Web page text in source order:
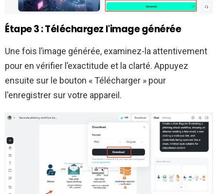
Étape 3 : Téléchargez l'image générée
Une fois l’image générée, examinez-la attentivement
pour en vérifier l’exactitude et la clarté. Appuyez
ensuite sur le bouton « Télécharger » pour
l'enregistrer sur votre appareil.